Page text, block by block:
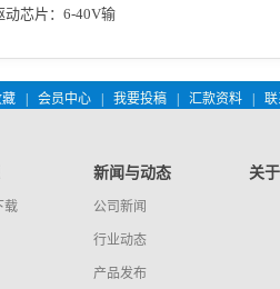
动芯片：6-40V输
会员中心 我要投稿 汇款资料
载
新闻与动态
公司新闻
行业动态
产品发布
关